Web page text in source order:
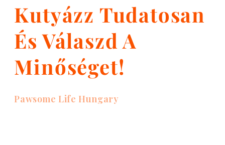
Kutyázz Tudatosan
És Válaszd A
Minőséget!
Pawsome Life Hungary